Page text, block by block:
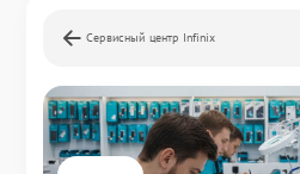
Сервисный центр Infinix